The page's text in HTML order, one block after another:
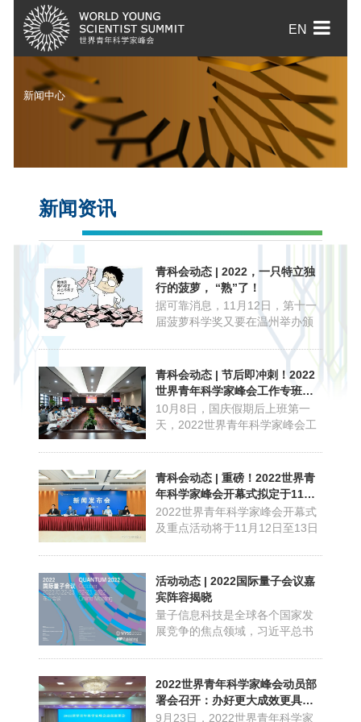
EN
新闻中心
新闻资讯
青科会动态 | 2022，一只特立独
行的菠萝， “熟”了！
据可靠消息，11月12日，第十一
届菠萝科学奖又要在温州举办颁
奖晚会了！当一个科学奖项既不
叫国家某某计划也不以著名学者
命名，反而给自己起名叫“菠萝科
学奖”时，难免令人对其权威性产
生怀疑。尤其这个菠萝科学奖的
组委会还怕人不信，到处反复声
明“我们是一个正规严肃...
青科会动态 | 节后即冲刺！2022
世界青年科学家峰会工作专班入
驻大会举行
10月8日，国庆假期后上班第一
天，2022世界青年科学家峰会工
举行，标志着青科会筹备工作正
式进入临战冲刺的关键阶段。会
上，专班办公室副主任、温州市
科协党组书记林建波宣读了《中
共温州直属机关工委关于同意成
立中共2022世界青年科学家峰
会...
青科会动态 | 重磅！2022世界青
年科学家峰会开幕式拟定于11月
12日在温州奥体中心举行
2022世界青年科学家峰会开幕式
及重点活动将于11月12日至13日
科协在京召开2022年第四季度新
闻发布会，发布2022世界青年科
学家峰会（简称“青科会”）相关情
况。中国科协组织人事部副部长
谭华霖介绍，三年来，青科会已
成为我国青年科技外交...
活动动态 | 2022国际量子会议嘉
宾阵容揭晓
量子信息科技是全球各个国家发
展竞争的焦点领域，习近平总书
科学意义和战略价值，是一项对
传统技术体系产生冲击、进行重
构的重大颠覆性技术创新，将引
领新一轮科技革命和产业变革方
2022世界青年科学家峰会动员部
署会召开：办好更大成效更具影
响更高水平科学盛会
9月23日，2022世界青年科学家